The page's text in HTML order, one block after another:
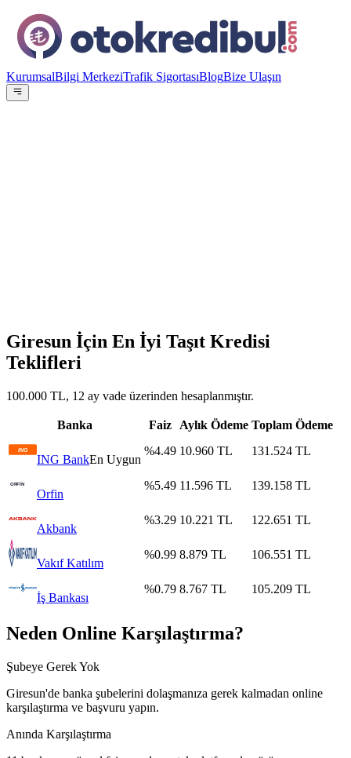
KurumsalBilgi MerkeziTrafik SigortasıBlogBize Ulaşın
Giresun İçin En İyi Taşıt Kredisi
Teklifleri
100.000 TL, 12 ay vade üzerinden hesaplanmıştır.
Banka Faiz Aylık Ödeme Toplam Ödeme
ING BankEn Uygun
%4.49 10.960 TL 131.524 TL
Orfin
%5.49 11.596 TL 139.158 TL
Akbank
%3.29 10.221 TL 122.651 TL
Vakıf Katılım
%0.99 8.879 TL 106.551 TL
İş Bankası
%0.79 8.767 TL 105.209 TL
Neden Online Karşılaştırma?
Şubeye Gerek Yok
Giresun'de banka şubelerini dolaşmanıza gerek kalmadan online
karşılaştırma ve başvuru yapın.
Anında Karşılaştırma